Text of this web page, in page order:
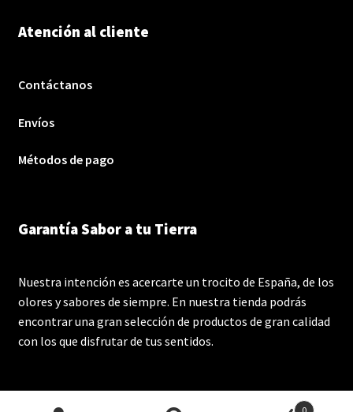
Atención al cliente
Contáctanos
Envíos
Métodos de pago
Garantía Sabor a tu Tierra
Nuestra intención es acercarte un trocito de España, de los
olores y sabores de siempre. En nuestra tienda podrás
encontrar una gran selección de productos de gran calidad
con los que disfrutar de tus sentidos.